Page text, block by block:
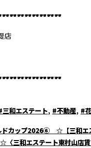
店
三和エステート, #不動産, #
カップ2026⑥ ☆【三和エ
三和エステート東村山店賃